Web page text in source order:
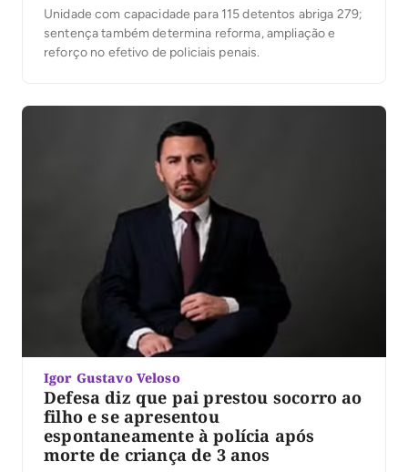
Unidade com capacidade para 115 detentos abriga 279;
sentença também determina reforma, ampliação e
reforço no efetivo de policiais penais.
Igor Gustavo Veloso
Defesa diz que pai prestou socorro ao
filho e se apresentou
espontaneamente à polícia após
morte de criança de 3 anos